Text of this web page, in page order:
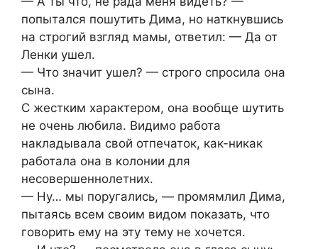
попытался пошутить Дима, но наткнувшись
на строгий взгляд мамы, ответил: — Да от
Ленки ушел.
— Что значит ушел? — строго спросила она
сына.
С жестким характером, она вообще шутить
не очень любила. Видимо работа
накладывала свой отпечаток, как-никак
работала она в колонии для
несовершеннолетних.
— Ну… мы поругались, — промямлил Дима,
пытаясь всем своим видом показать, что
говорить ему на эту тему не хочется.